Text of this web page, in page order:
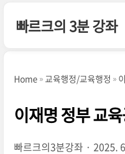
빠르크의 3분 강좌
Home 교육행정/교육행정
이재명 정부 교
빠르크의3분강좌 2025.